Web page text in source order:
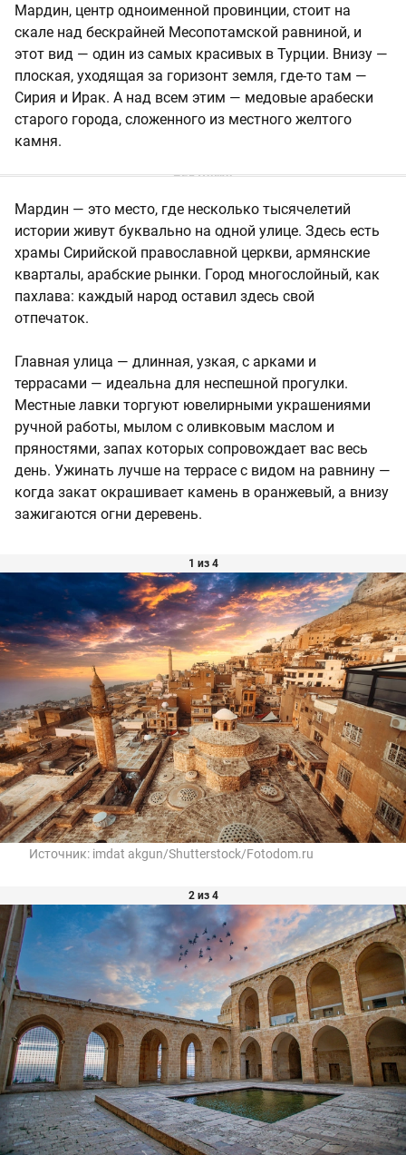
Мардин, центр одноименной провинции, стоит на
скале над бескрайней Месопотамской равниной, и
этот вид — один из самых красивых в Турции. Внизу —
плоская, уходящая за горизонт земля, где-то там —
Сирия и Ирак. А над всем этим — медовые арабески
старого города, сложенного из местного желтого
камня.
Мардин — это место, где несколько тысячелетий
истории живут буквально на одной улице. Здесь есть
храмы Сирийской православной церкви, армянские
кварталы, арабские рынки. Город многослойный, как
пахлава: каждый народ оставил здесь свой
отпечаток.
Главная улица — длинная, узкая, с арками и
террасами — идеальна для неспешной прогулки.
Местные лавки торгуют ювелирными украшениями
ручной работы, мылом с оливковым маслом и
пряностями, запах которых сопровождает вас весь
день. Ужинать лучше на террасе с видом на равнину —
когда закат окрашивает камень в оранжевый, а внизу
зажигаются огни деревень.
1 из 4
Источник: imdat akgun/Shutterstock/Fotodom.ru
2 из 4